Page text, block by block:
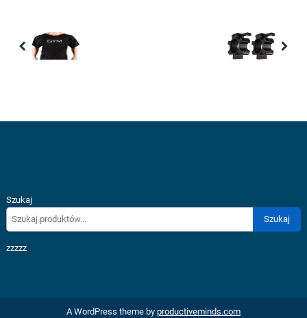
Szukaj
Szukaj
zzzzz
A WordPress theme by productiveminds.com